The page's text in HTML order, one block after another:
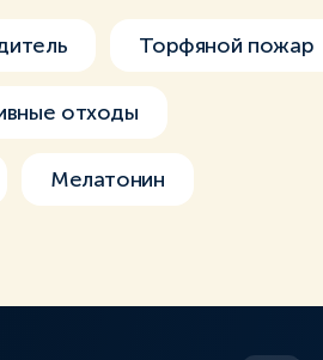
Торфяной пожар
отходы
Мелатонин